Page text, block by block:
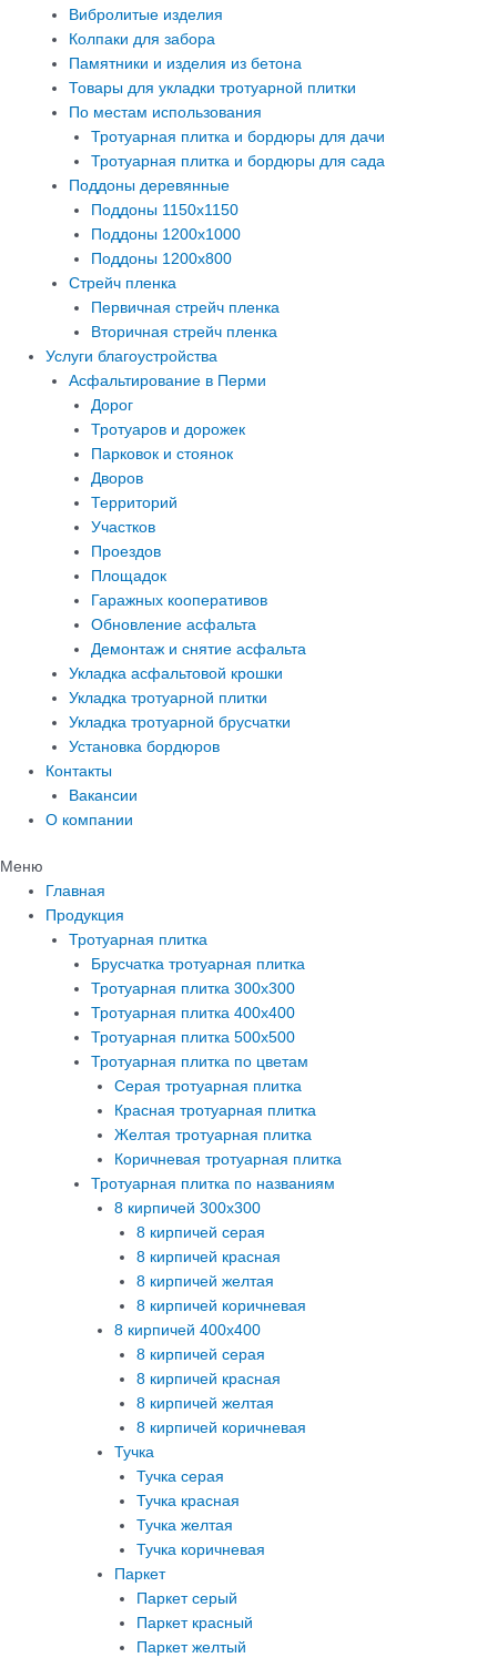
Вибролитые изделия
Колпаки для забора
Памятники и изделия из бетона
Товары для укладки тротуарной плитки
По местам использования
Тротуарная плитка и бордюры для дачи
Тротуарная плитка и бордюры для сада
Поддоны деревянные
Поддоны 1150х1150
Поддоны 1200х1000
Поддоны 1200х800
Стрейч пленка
Первичная стрейч пленка
Вторичная стрейч пленка
Услуги благоустройства
Асфальтирование в Перми
Дорог
Тротуаров и дорожек
Парковок и стоянок
Дворов
Территорий
Участков
Проездов
Площадок
Гаражных кооперативов
Обновление асфальта
Демонтаж и снятие асфальта
Укладка асфальтовой крошки
Укладка тротуарной плитки
Укладка тротуарной брусчатки
Установка бордюров
Контакты
Вакансии
О компании
Меню
Главная
Продукция
Тротуарная плитка
Брусчатка тротуарная плитка
Тротуарная плитка 300х300
Тротуарная плитка 400х400
Тротуарная плитка 500х500
Тротуарная плитка по цветам
Серая тротуарная плитка
Красная тротуарная плитка
Желтая тротуарная плитка
Коричневая тротуарная плитка
Тротуарная плитка по названиям
8 кирпичей 300х300
8 кирпичей серая
8 кирпичей красная
8 кирпичей желтая
8 кирпичей коричневая
8 кирпичей 400х400
8 кирпичей серая
8 кирпичей красная
8 кирпичей желтая
8 кирпичей коричневая
Тучка
Тучка серая
Тучка красная
Тучка желтая
Тучка коричневая
Паркет
Паркет серый
Паркет красный
Паркет желтый